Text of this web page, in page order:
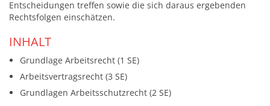
Entscheidungen treffen sowie die sich daraus ergebenden
Rechtsfolgen einschätzen.
INHALT
Grundlage Arbeitsrecht (1 SE)
Arbeitsvertragsrecht (3 SE)
Grundlagen Arbeitsschutzrecht (2 SE)